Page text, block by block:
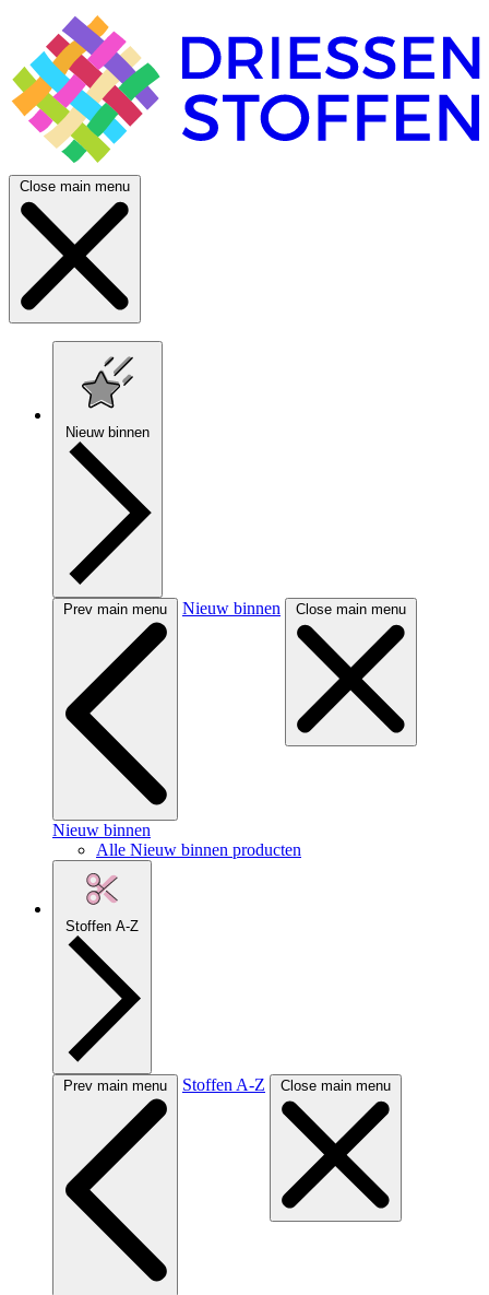
Close main menu
Nieuw binnen
Prev main menu Nieuw binnen Close main menu
Nieuw binnen
Alle Nieuw binnen producten
Stoffen A-Z
Prev main menu Stoffen A-Z Close main menu